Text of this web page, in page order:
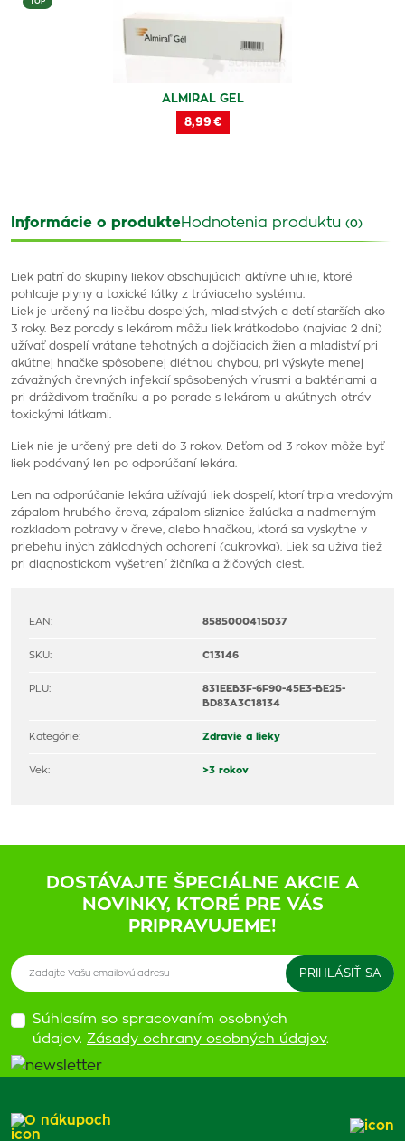
TOP
ALMIRAL GEL
8,99 €
Informácie o produkteHodnotenia produktu (0)
Liek patrí do skupiny liekov obsahujúcich aktívne uhlie, ktoré
pohlcuje plyny a toxické látky z tráviaceho systému.
Liek je určený na liečbu dospelých, mladistvých a detí starších ako
3 roky. Bez porady s lekárom môžu liek krátkodobo (najviac 2 dni)
užívať dospelí vrátane tehotných a dojčiacich žien a mladiství pri
akútnej hnačke spôsobenej diétnou chybou, pri výskyte menej
závažných črevných infekcií spôsobených vírusmi a baktériami a
pri dráždivom tračníku a po porade s lekárom u akútnych otráv
toxickými látkami.
Liek nie je určený pre deti do 3 rokov. Deťom od 3 rokov môže byť
liek podávaný len po odporúčaní lekára.
Len na odporúčanie lekára užívajú liek dospelí, ktorí trpia vredovým
zápalom hrubého čreva, zápalom sliznice žalúdka a nadmerným
rozkladom potravy v čreve, alebo hnačkou, ktorá sa vyskytne v
priebehu iných základných ochorení (cukrovka). Liek sa užíva tiež
pri diagnostickom vyšetrení žlčníka a žlčových ciest.
EAN: 8585000415037
SKU: C13146
PLU:
831EEB3F-6F90-45E3-BE25-
BD83A3C18134
Kategórie: Zdravie a lieky
Vek: >3 rokov
DOSTÁVAJTE ŠPECIÁLNE AKCIE A
NOVINKY, KTORÉ PRE VÁS
PRIPRAVUJEME!
Súhlasím so spracovaním osobných
údajov. Zásady ochrany osobných údajov.
O nákupoch